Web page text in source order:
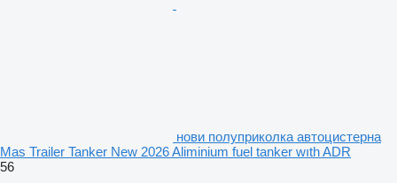
нови полуприколка автоцистерна
Mas Trailer Tanker New 2026 Aliminium fuel tanker wıth ADR
56